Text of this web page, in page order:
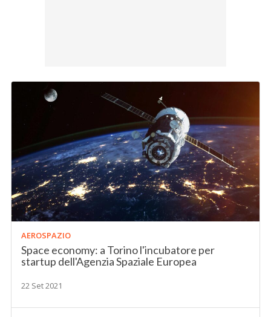
AEROSPAZIO
Space economy: a Torino l'incubatore per
startup dell'Agenzia Spaziale Europea
22 Set 2021